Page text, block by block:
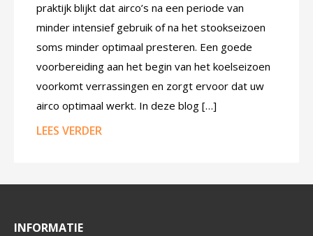
praktijk blijkt dat airco’s na een periode van
minder intensief gebruik of na het stookseizoen
soms minder optimaal presteren. Een goede
voorbereiding aan het begin van het koelseizoen
voorkomt verrassingen en zorgt ervoor dat uw
airco optimaal werkt. In deze blog […]
LEES VERDER
INFORMATIE